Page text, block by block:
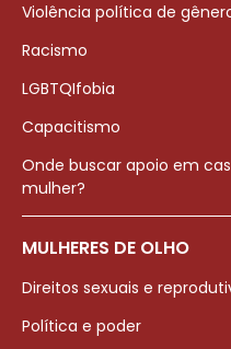
Violência política de
Racismo
LGBTQIfobia
Capacitismo
Onde buscar apoio em
mulher?
MULHERES DE OLHO
Direitos sexuais e
Política e poder